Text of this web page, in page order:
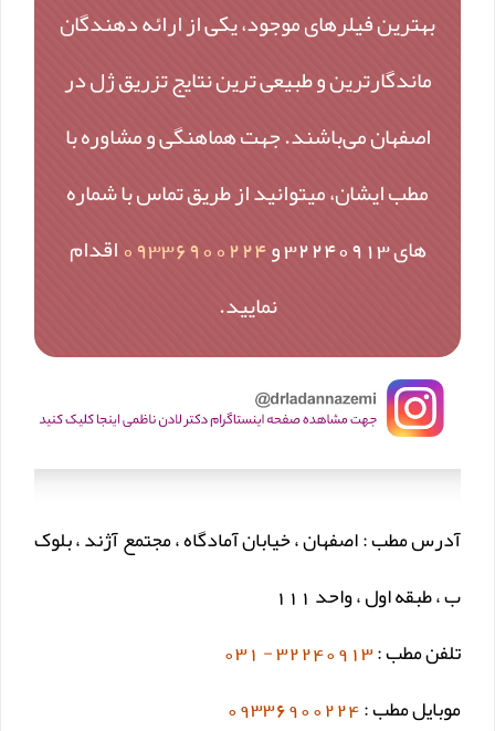
بهترین فیلرهای موجود، یکی از ارائه دهندگان
ماندگارترین و طبیعی ترین نتایج تزریق ژل در
اصفهان می‌باشند. جهت هماهنگی و مشاوره با
مطب ایشان، میتوانید از طریق تماس با شماره
های 32240913 و
09336900224اقدام
نمایید.
آدرس مطب : اصفهان ، خیابان آمادگاه ، مجتمع آژند ، بلوک
ب ، طبقه اول ، واحد 111
تلفن مطب :32240913 - 031
موبایل مطب :09336900224